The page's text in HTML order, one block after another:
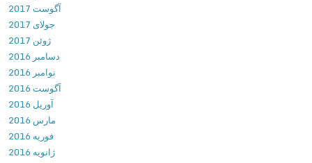
v
2
0
.
0
د
ا
ن
ل
آگوست 2017
جولای 2017
ژوئن 2017
دسامبر 2016
نوامبر 2016
آگوست 2016
آوریل 2016
مارس 2016
فوریه 2016
ژانویه 2016